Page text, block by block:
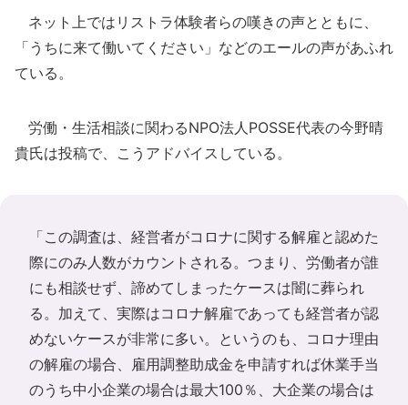
ネット上ではリストラ体験者らの嘆きの声とともに、
「うちに来て働いてください」などのエールの声があふれ
ている。
労働・生活相談に関わるNPO法人POSSE代表の今野晴
貴氏は投稿で、こうアドバイスしている。
「この調査は、経営者がコロナに関する解雇と認めた
際にのみ人数がカウントされる。つまり、労働者が誰
にも相談せず、諦めてしまったケースは闇に葬られ
る。加えて、実際はコロナ解雇であっても経営者が認
めないケースが非常に多い。というのも、コロナ理由
の解雇の場合、雇用調整助成金を申請すれば休業手当
のうち中小企業の場合は最大100％、大企業の場合は